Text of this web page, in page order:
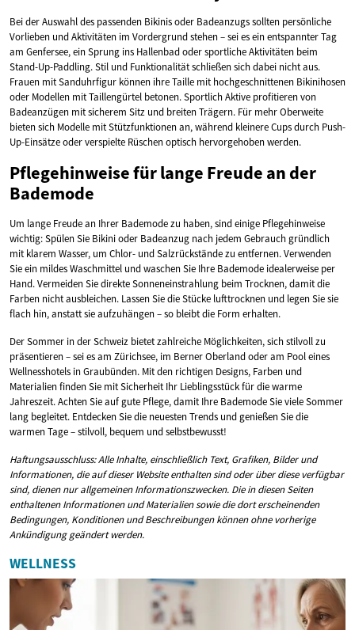
Bei der Auswahl des passenden Bikinis oder Badeanzugs sollten persönliche
Vorlieben und Aktivitäten im Vordergrund stehen – sei es ein entspannter Tag
am Genfersee, ein Sprung ins Hallenbad oder sportliche Aktivitäten beim
Stand-Up-Paddling. Stil und Funktionalität schließen sich dabei nicht aus.
Frauen mit Sanduhrfigur können ihre Taille mit hochgeschnittenen Bikinihosen
oder Modellen mit Taillengürtel betonen. Sportlich Aktive profitieren von
Badeanzügen mit sicherem Sitz und breiten Trägern. Für mehr Oberweite
bieten sich Modelle mit Stützfunktionen an, während kleinere Cups durch Push-
Up-Einsätze oder verspielte Rüschen optisch hervorgehoben werden.
Pflegehinweise für lange Freude an der
Bademode
Um lange Freude an Ihrer Bademode zu haben, sind einige Pflegehinweise
wichtig: Spülen Sie Bikini oder Badeanzug nach jedem Gebrauch gründlich
mit klarem Wasser, um Chlor- und Salzrückstände zu entfernen. Verwenden
Sie ein mildes Waschmittel und waschen Sie Ihre Bademode idealerweise per
Hand. Vermeiden Sie direkte Sonneneinstrahlung beim Trocknen, damit die
Farben nicht ausbleichen. Lassen Sie die Stücke lufttrocknen und legen Sie sie
flach hin, anstatt sie aufzuhängen – so bleibt die Form erhalten.
Der Sommer in der Schweiz bietet zahlreiche Möglichkeiten, sich stilvoll zu
präsentieren – sei es am Zürichsee, im Berner Oberland oder am Pool eines
Wellnesshotels in Graubünden. Mit den richtigen Designs, Farben und
Materialien finden Sie mit Sicherheit Ihr Lieblingsstück für die warme
Jahreszeit. Achten Sie auf gute Pflege, damit Ihre Bademode Sie viele Sommer
lang begleitet. Entdecken Sie die neuesten Trends und genießen Sie die
warmen Tage – stilvoll, bequem und selbstbewusst!
Haftungsausschluss: Alle Inhalte, einschließlich Text, Grafiken, Bilder und
Informationen, die auf dieser Website enthalten sind oder über diese verfügbar
sind, dienen nur allgemeinen Informationszwecken. Die in diesen Seiten
enthaltenen Informationen und Materialien sowie die dort erscheinenden
Bedingungen, Konditionen und Beschreibungen können ohne vorherige
Ankündigung geändert werden.
WELLNESS